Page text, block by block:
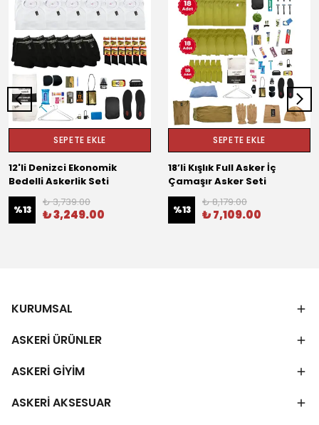
SEPETE EKLE
12'li Denizci Ekonomik
Bedelli Askerlik Seti
%13
₺ 3,739.00
₺ 3,249.00
SEPETE EKLE
18’li Kışlık Full Asker İç
Çamaşır Asker Seti
%13
₺ 8,179.00
₺ 7,109.00
KURUMSAL
ASKERİ ÜRÜNLER
ASKERİ GİYİM
ASKERİ AKSESUAR